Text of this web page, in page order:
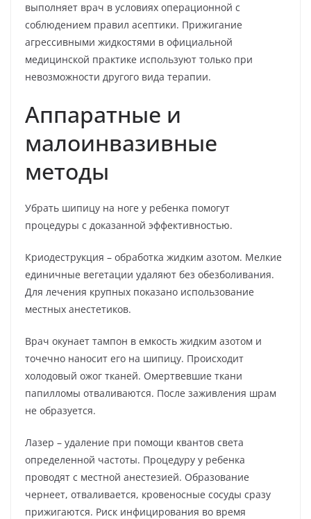
выполняет врач в условиях операционной с
соблюдением правил асептики. Прижигание
агрессивными жидкостями в официальной
медицинской практике используют только при
невозможности другого вида терапии.
Аппаратные и
малоинвазивные
методы
Убрать шипицу на ноге у ребенка помогут
процедуры с доказанной эффективностью.
Криодеструкция – обработка жидким азотом. Мелкие
единичные вегетации удаляют без обезболивания.
Для лечения крупных показано использование
местных анестетиков.
Врач окунает тампон в емкость жидким азотом и
точечно наносит его на шипицу. Происходит
холодовый ожог тканей. Омертвевшие ткани
папилломы отваливаются. После заживления шрам
не образуется.
Лазер – удаление при помощи квантов света
определенной частоты. Процедуру у ребенка
проводят с местной анестезией. Образование
чернеет, отваливается, кровеносные сосуды сразу
прижигаются. Риск инфицирования во время